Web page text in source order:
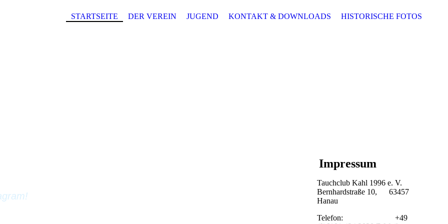
STARTSEITE DER VEREIN JUGEND KONTAKT & DOWNLOADS HISTORISCHE FOTOS
Impressum
Tauchclub Kahl 1996 e. V.
Bernhardstraße 10, 63457
Hanau
Telefon: +49